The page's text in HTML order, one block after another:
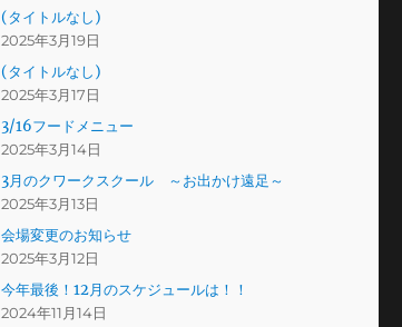
(タイトルなし)
2025年3月19日
(タイトルなし)
2025年3月17日
3/16フードメニュー
2025年3月14日
3月のクワークスクール ～お出かけ遠足～
2025年3月13日
会場変更のお知らせ
2025年3月12日
今年最後！12月のスケジュールは！！
2024年11月14日